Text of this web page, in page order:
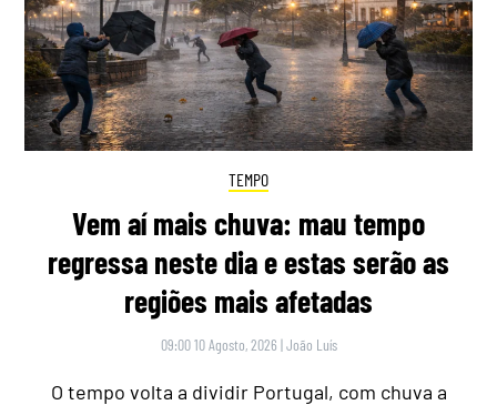
TEMPO
Vem aí mais chuva: mau tempo
regressa neste dia e estas serão as
regiões mais afetadas
09:00 10 Agosto, 2026 |João Luís
O tempo volta a dividir Portugal, com chuva a